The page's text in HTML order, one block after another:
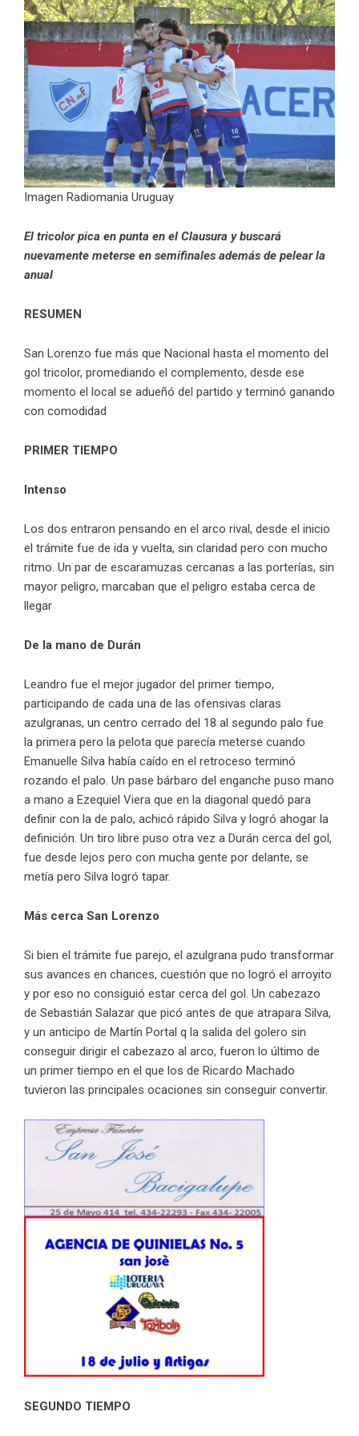
Imagen Radiomania Uruguay
El tricolor pica en punta en el Clausura y buscará
nuevamente meterse en semifinales además de pelear la
anual
RESUMEN
San Lorenzo fue más que Nacional hasta el momento del
gol tricolor, promediando el complemento, desde ese
momento el local se adueñó del partido y terminó ganando
con comodidad
PRIMER TIEMPO
Intenso
Los dos entraron pensando en el arco rival, desde el inicio
el trámite fue de ida y vuelta, sin claridad pero con mucho
ritmo. Un par de escaramuzas cercanas a las porterías, sin
mayor peligro, marcaban que el peligro estaba cerca de
llegar
De la mano de Durán
Leandro fue el mejor jugador del primer tiempo,
participando de cada una de las ofensivas claras
azulgranas, un centro cerrado del 18 al segundo palo fue
la primera pero la pelota que parecía meterse cuando
Emanuelle Silva había caído en el retroceso terminó
rozando el palo. Un pase bárbaro del enganche puso mano
a mano a Ezequiel Viera que en la diagonal quedó para
definir con la de palo, achicó rápido Silva y logró ahogar la
definición. Un tiro libre puso otra vez a Durán cerca del gol,
fue desde lejos pero con mucha gente por delante, se
metía pero Silva logró tapar.
Más cerca San Lorenzo
Si bien el trámite fue parejo, el azulgrana pudo transformar
sus avances en chances, cuestión que no logró el arroyito
y por eso no consiguió estar cerca del gol. Un cabezazo
de Sebastián Salazar que picó antes de que atrapara Silva,
y un anticipo de Martín Portal q la salida del golero sin
conseguir dirigir el cabezazo al arco, fueron lo último de
un primer tiempo en el que los de Ricardo Machado
tuvieron las principales ocaciones sin conseguir convertir.
SEGUNDO TIEMPO